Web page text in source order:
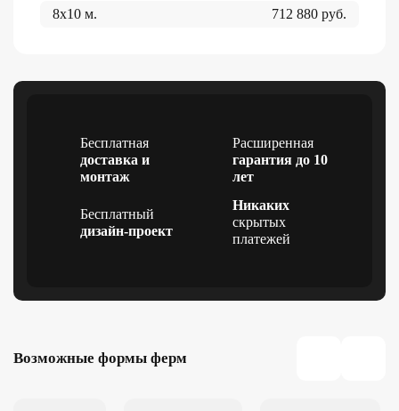
8x10 м. 712 880 руб.
Бесплатная
доставка и
монтаж
Расширенная
гарантия до 10
лет
Бесплатный
дизайн-проект
Никаких
скрытых
платежей
Возможные формы ферм